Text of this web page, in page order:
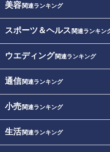
美容関連ランキング
スポーツ＆ヘルス 関連ランキン
ウエディング関連ランキング
通信関連ランキング
小売関連ランキング
生活関連ランキング